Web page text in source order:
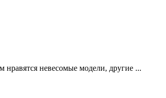
нравятся невесомые модели, другие ...